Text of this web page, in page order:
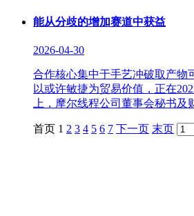
能从分歧的增加赛道中获益
2026-04-30
合作核心集中于手艺冲破取产物
以或许敏捷为贸易价值，正在
上，摩尔线程公司董事会秘书及
首页 1 2 3 4 5 6 7 下一页 末页